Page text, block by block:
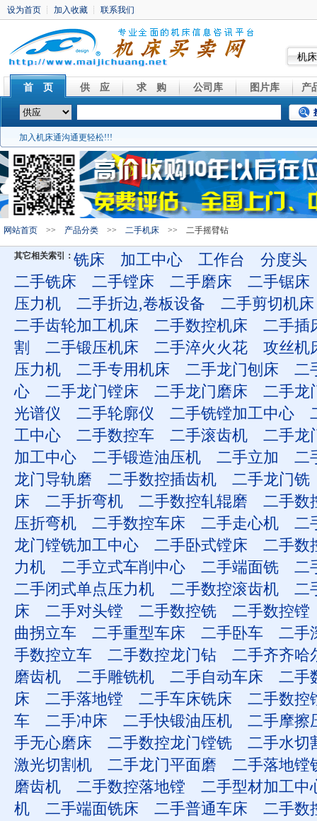
机
首 页 供 应 求 购 公司库 图片库 产
加入机床通沟通更轻松!!!
网站首页 >> 产品分类 >> 二手机床 >> 二手摇臂钻
其它相关索引： 铣床 加工中心 工作台
分度头
二手铣床
二手镗床 二手磨床
二手锯床
压力机
二手折边,卷板设备
二手剪切机床
二手齿轮加工机床
二手数控机床
二手插
割
二手锻压机床 二手淬火火花
攻丝机
压力机
二手专用机床 二手龙门刨床
二
心
二手龙门镗床 二手龙门磨床
二手龙
光谱仪
二手轮廓仪 二手铣镗加工中心
工中心
二手数控车 二手滚齿机
二手龙
加工中心
二手锻造油压机 二手立加
二
龙门导轨磨
二手数控插齿机
二手龙门铣
床
二手折弯机 二手数控轧辊磨
二手数
压折弯机
二手数控车床 二手走心机
二
龙门镗铣加工中心
二手卧式镗床
二手数
力机
二手立式车削中心 二手端面铣
二
二手闭式单点压力机
二手数控滚齿机
二
床
二手对头镗 二手数控铣
二手数控镗
曲拐立车
二手重型车床 二手卧车
二手
手数控立车
二手数控龙门钻
二手齐齐哈
磨齿机
二手雕铣机 二手自动车床
二手
床
二手落地镗 二手车床铣床
二手数控
车
二手冲床 二手快锻油压机
二手摩擦
手无心磨床
二手数控龙门镗铣
二手水切
激光切割机
二手龙门平面磨
二手落地镗
磨齿机
二手数控落地镗
二手型材加工中
机
二手端面铣床 二手普通车床
二手数